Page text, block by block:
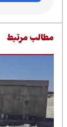
مرتبط